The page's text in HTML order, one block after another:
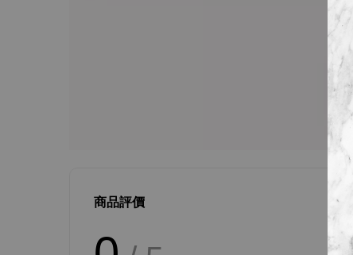
商品評價